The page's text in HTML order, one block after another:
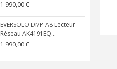
1 990,00 €
EVERSOLO DMP-A8 Lecteur
Réseau AK4191EQ...
1 990,00 €